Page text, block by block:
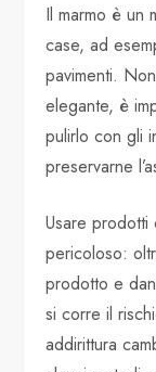
Il marmo è un
case, ad
pavimenti.
elegante, è
pulirlo con gli
preservarne
Usare prodotti
pericoloso:
prodotto e
si corre il
addirittura